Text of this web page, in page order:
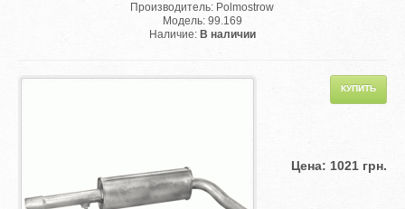
Производитель: Polmostrow
Модель: 99.169
Наличие: В наличии
Цена: 1021 грн.